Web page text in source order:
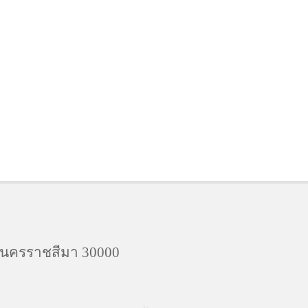
ครราชสีมา 30000